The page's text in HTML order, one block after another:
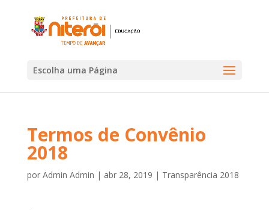
Escolha uma Página
Termos de Convênio
2018
por Admin Admin | abr 28, 2019 | Transparência 2018